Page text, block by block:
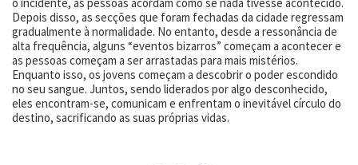
o incidente, as pessoas acordam como se nada tivesse acontecido.
Depois disso, as secções que foram fechadas da cidade regressam
gradualmente à normalidade. No entanto, desde a ressonância de
alta frequência, alguns “eventos bizarros” começam a acontecer e
as pessoas começam a ser arrastadas para mais mistérios.
Enquanto isso, os jovens começam a descobrir o poder escondido
no seu sangue. Juntos, sendo liderados por algo desconhecido,
eles encontram-se, comunicam e enfrentam o inevitável círculo do
destino, sacrificando as suas próprias vidas.